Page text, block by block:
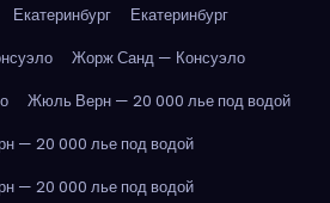
Екатеринбург
Екатеринбург
Жорж Санд — Консуэло
Жюль Верн — 20 000 лье под водой
— 20 000 лье под водой
— 20 000 лье под водой